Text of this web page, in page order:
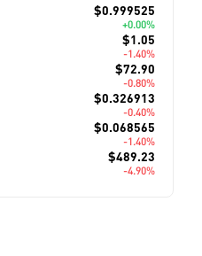
$0.999525
+0.00%
$1.05
-1.40%
$72.90
-0.80%
$0.326913
-0.40%
$0.068565
-1.40%
$489.23
-4.90%